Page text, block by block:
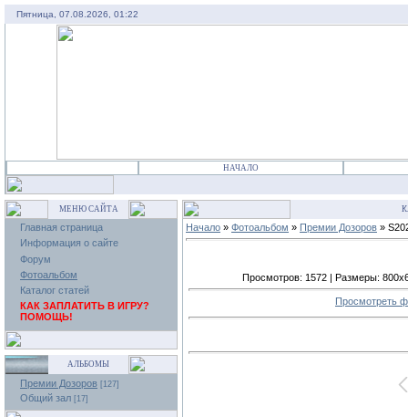
Пятница, 07.08.2026, 01:22
НАЧАЛО
МЕНЮ САЙТА
Главная страница
Информация о сайте
Форум
Фотоальбом
Каталог статей
КАК ЗАПЛАТИТЬ В ИГРУ?
ПОМОЩЬ!
АЛЬБОМЫ
Премии Дозоров [127]
Общий зал [17]
Начало » Фотоальбом » Премии Дозоров »
Просмотров: 1572 | Размеры:
Просмотреть